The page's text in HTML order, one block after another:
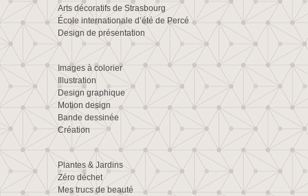
Arts décoratifs de Strasbourg
École internationale d’été de Percé
Design de présentation
Images à colorier
Illustration
Design graphique
Motion design
Bande dessinée
Création
Plantes & Jardins
Zéro déchet
Mes trucs de beauté